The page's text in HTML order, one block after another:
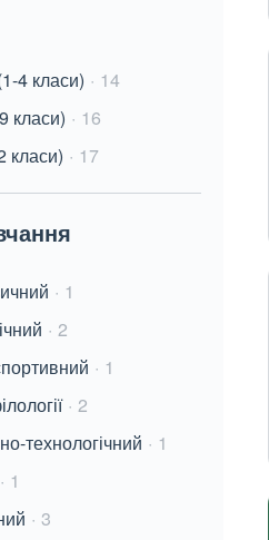
4 класи)
14
класи)
16
класи)
17
1
2
1
2
технологічний
1
1
3